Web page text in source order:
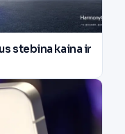
stebina kaina ir